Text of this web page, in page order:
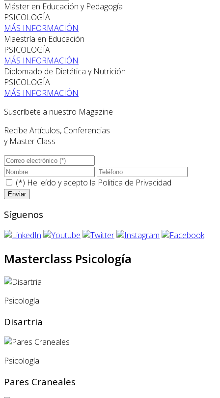
Máster en Educación y Pedagogía
PSICOLOGÍA
MÁS INFORMACIÓN
Maestría en Educación
PSICOLOGÍA
MÁS INFORMACIÓN
Diplomado de Dietética y Nutrición
PSICOLOGÍA
MÁS INFORMACIÓN
Suscríbete a nuestro Magazine
Recibe Artículos, Conferencias
y Master Class
(*) He leído y acepto la Politica de Privacidad
Síguenos
Masterclass Psicología
Psicología
Disartria
Psicología
Pares Craneales